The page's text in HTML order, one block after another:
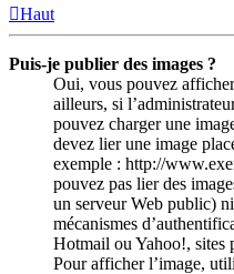
Haut
Puis-je publier des images ?
Oui, vous pouvez
ailleurs, si
pouvez charger une
devez lier une image
exemple : http://
pouvez pas lier des
un serveur Web public)
mécanismes
Hotmail ou Yahoo!, sites
Pour afficher l’image,